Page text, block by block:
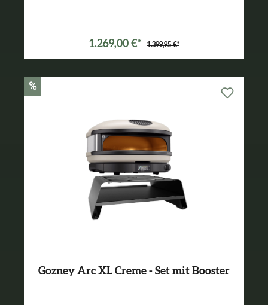
1.269,00 €* 1.399,95 €*
%
Gozney Arc XL Creme - Set mit Booster